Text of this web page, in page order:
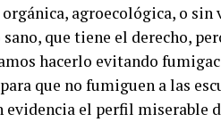
agroecológica, o sin
que tiene el derecho,
hacerlo evitando
que no fumiguen a las
evidencia el perfil miserable